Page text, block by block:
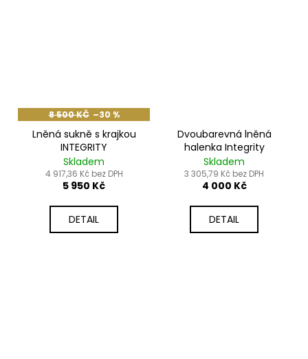
8 500 KČ –30 %
Lněná sukně s krajkou
INTEGRITY
Skladem
4 917,36 Kč bez DPH
5 950 Kč
DETAIL
Dvoubarevná lněná
halenka Integrity
Skladem
3 305,79 Kč bez DPH
4 000 Kč
DETAIL